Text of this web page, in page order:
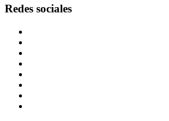
Redes sociales